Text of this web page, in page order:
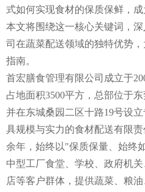
式如何实现食材的保质保鲜，成
本文将围绕这一核心关键词，
司在蔬菜配送领域的独特优势
指南。
首宏膳食管理有限公司成立于
占地面积3500平方，总部位于
并在东城桑园二区十路19号设
具规模与实力的食材配送有限
余年，始终以"保质保量、始终
中型工厂食堂、学校、政府机
店等客户群体，提供蔬菜、粮